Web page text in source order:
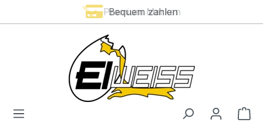
Premium Marken
Bequem zahlen